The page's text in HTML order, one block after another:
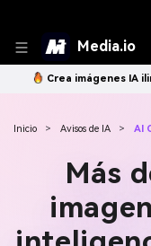
Media.io
Crea imágenes IA
Inicio > Avisos de IA > AI
Más